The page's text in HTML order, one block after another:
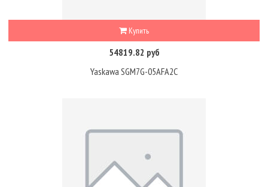
Купить
54819.82 руб
Yaskawa SGM7G-05AFA2C